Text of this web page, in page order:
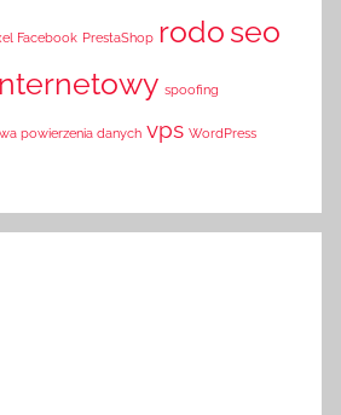
Facebook PrestaShop rodo seo
spoofing
powierzenia danych vps WordPress